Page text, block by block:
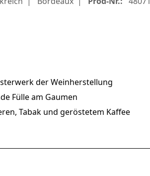
der Weinherstellung
Fülle am Gaumen
Tabak und geröstetem Kaffee